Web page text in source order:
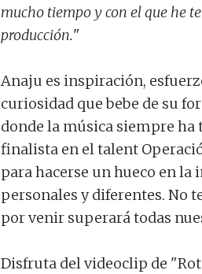
mucho tiempo y con el que he
producción."
Anaju es inspiración,
curiosidad que bebe de su
donde la música siempre ha
finalista en el talent
para hacerse un hueco en
personales y diferentes. No
por venir superará todas
Disfruta del videoclip de